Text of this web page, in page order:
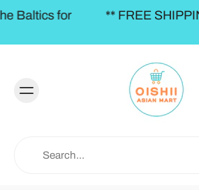
** FREE SHIPPING to the